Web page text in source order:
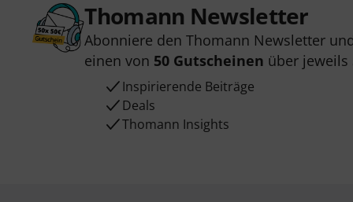
Thomann Newsletter
Abonniere den Thomann Newsletter
einen von 50 Gutscheinen über jeweils
Inspirierende Beiträge
Deals
Thomann Insights